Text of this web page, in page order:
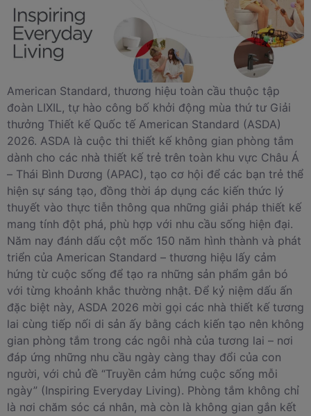
American Standard, thương hiệu toàn cầu thuộc tập
đoàn LIXIL, tự hào công bố khởi động mùa thứ tư Giải
thưởng Thiết kế Quốc tế American Standard (ASDA)
2026. ASDA là cuộc thi thiết kế không gian phòng tắm
dành cho các nhà thiết kế trẻ trên toàn khu vực Châu Á
– Thái Bình Dương (APAC), tạo cơ hội để các bạn trẻ thể
hiện sự sáng tạo, đồng thời áp dụng các kiến thức lý
thuyết vào thực tiễn thông qua những giải pháp thiết kế
mang tính đột phá, phù hợp với nhu cầu sống hiện đại.
Năm nay đánh dấu cột mốc 150 năm hình thành và phát
triển của American Standard – thương hiệu lấy cảm
hứng từ cuộc sống để tạo ra những sản phẩm gắn bó
với từng khoảnh khắc thường nhật. Để kỷ niệm dấu ấn
đặc biệt này, ASDA 2026 mời gọi các nhà thiết kế tương
lai cùng tiếp nối di sản ấy bằng cách kiến tạo nên không
gian phòng tắm trong các ngôi nhà của tương lai – nơi
đáp ứng những nhu cầu ngày càng thay đổi của con
người, với chủ đề “Truyền cảm hứng cuộc sống mỗi
ngày” (Inspiring Everyday Living). Phòng tắm không chỉ
là nơi chăm sóc cá nhân, mà còn là không gian gắn kết